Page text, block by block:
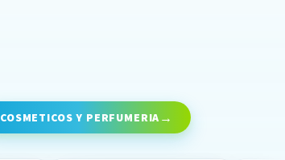
COSMETICOS Y PERFUMERIA